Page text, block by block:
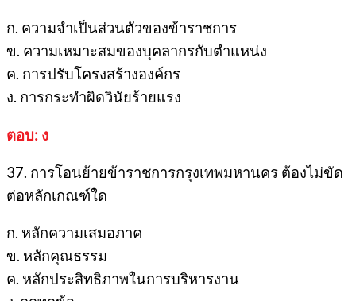
ก. ความจำเป็นส่วนตัวของข้าราชการ
ข. ความเหมาะสมของบุคลากรกับตำแหน่ง
ค. การปรับโครงสร้างองค์กร
ง. การกระทำผิดวินัยร้ายแรง
ตอบ: ง
37. การโอนย้ายข้าราชการกรุงเทพมหานคร ต้องไม่ขัด
ต่อหลักเกณฑ์ใด
ก. หลักความเสมอภาค
ข. หลักคุณธรรม
ค. หลักประสิทธิภาพในการบริหารงาน